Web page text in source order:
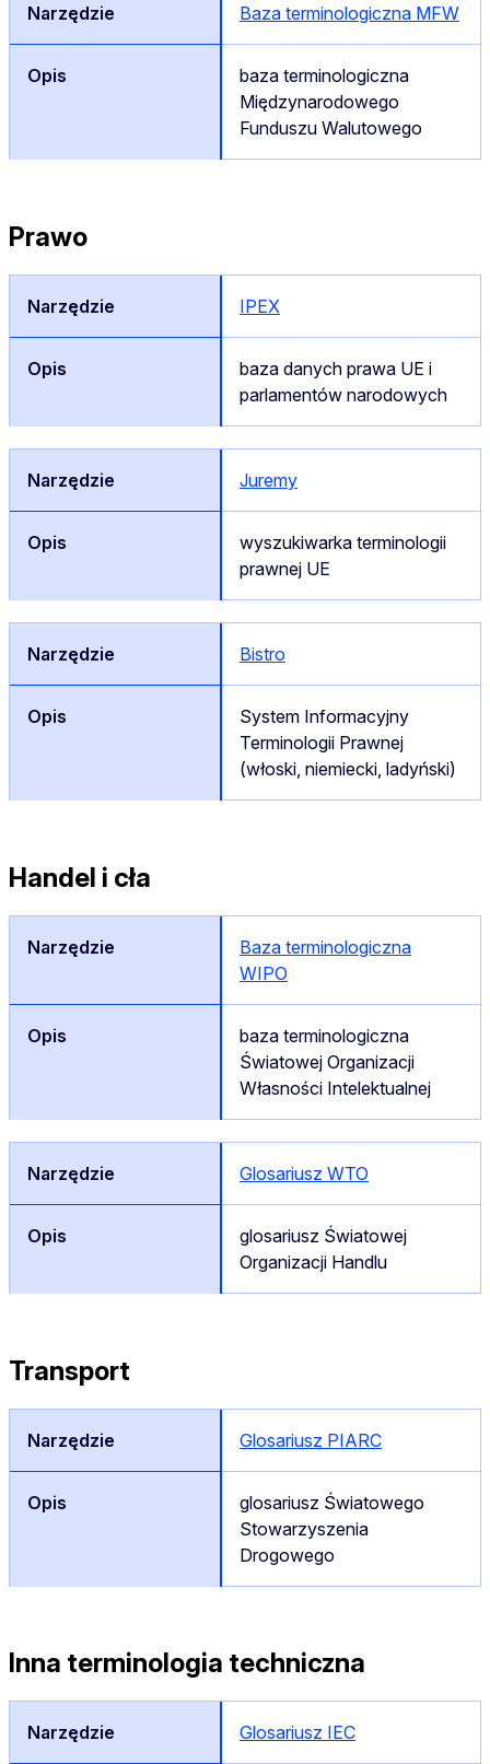
Baza terminologiczna MFW
baza terminologiczna
Międzynarodowego
Funduszu Walutowego
Prawo
IPEX
baza danych prawa UE i
parlamentów narodowych
Juremy
wyszukiwarka terminologii
prawnej UE
Bistro
System Informacyjny
Terminologii Prawnej
(włoski, niemiecki, ladyński)
Handel i cła
Baza terminologiczna
WIPO
baza terminologiczna
Światowej Organizacji
Własności Intelektualnej
Glosariusz WTO
glosariusz Światowej
Organizacji Handlu
Transport
Glosariusz PIARC
glosariusz Światowego
Stowarzyszenia
Drogowego
Inna terminologia techniczna
Glosariusz IEC